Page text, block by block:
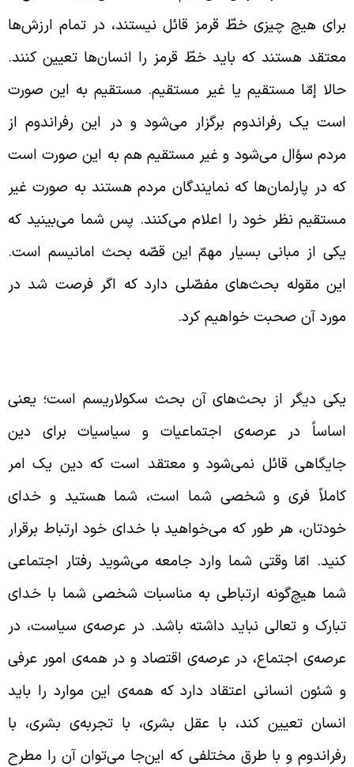
هیچ چیزی خطّ قرمز قائل نیستند، در تمام ارزش‌ها
هستند که باید خطّ قرمز را انسان‌ها تعیین کنند.
إمّا مستقیم یا غیر مستقیم. مستقیم به این صورت
یک رفراندوم برگزار می‌شود و در این رفراندوم از
سؤال می‌شود و غیر مستقیم هم به این صورت است
در پارلمان‌ها که نمایندگان مردم هستند به صورت غیر
نظر خود را اعلام می‌کنند. پس شما می‌بینید که
از مبانی بسیار مهمّ این قصّه بحث امانیسم است.
مقوله بحث‌های مفصّلی دارد که اگر فرصت شد در
آن صحبت خواهیم کرد.
دیگر از بحث‌های آن بحث سکولاریسم است؛ یعنی
در عرصه‌ی اجتماعیات و سیاسیات برای دین
قائل نمی‌شود و معتقد است که دین یک امر
فری و شخصی شما است، شما هستید و خدای
هر طور که می‌خواهید با خدای خود ارتباط برقرار
امّا وقتی شما وارد جامعه می‌شوید رفتار اجتماعی
هیچ‌گونه ارتباطی به مناسبات شخصی شما با خدای
و تعالی نباید داشته باشد. در عرصه‌ی سیاست، در
اجتماع، در عرصه‌ی اقتصاد و در همه‌ی امور عرفی
شئون انسانی اعتقاد دارد که همه‌ی این موارد را باید
تعیین کند، با عقل بشری، با تجربه‌ی بشری، با
و با طرق مختلفی که این‌جا می‌توان آن را مطرح